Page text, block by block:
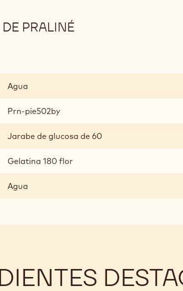
PRALINÉ
Agua
Prn-pie502by
Jarabe de glucosa de 60
Gelatina 180 flor
Agua